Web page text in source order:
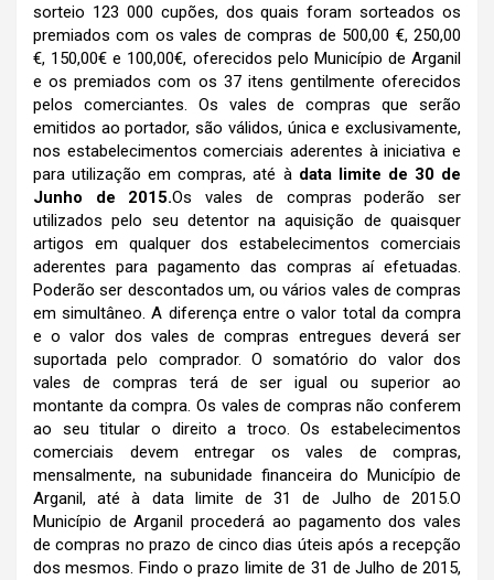
sorteio 123 000 cupões, dos quais foram sorteados os
premiados com os vales de compras de 500,00 €, 250,00
€, 150,00€ e 100,00€, oferecidos pelo Município de Arganil
e os premiados com os 37 itens gentilmente oferecidos
pelos comerciantes. Os vales de compras que serão
emitidos ao portador, são válidos, única e exclusivamente,
nos estabelecimentos comerciais aderentes à iniciativa e
para utilização em compras, até à data limite de 30 de
Junho de 2015.Os vales de compras poderão ser
utilizados pelo seu detentor na aquisição de quaisquer
artigos em qualquer dos estabelecimentos comerciais
aderentes para pagamento das compras aí efetuadas.
Poderão ser descontados um, ou vários vales de compras
em simultâneo. A diferença entre o valor total da compra
e o valor dos vales de compras entregues deverá ser
suportada pelo comprador. O somatório do valor dos
vales de compras terá de ser igual ou superior ao
montante da compra. Os vales de compras não conferem
ao seu titular o direito a troco. Os estabelecimentos
comerciais devem entregar os vales de compras,
mensalmente, na subunidade financeira do Município de
Arganil, até à data limite de 31 de Julho de 2015.O
Município de Arganil procederá ao pagamento dos vales
de compras no prazo de cinco dias úteis após a recepção
dos mesmos. Findo o prazo limite de 31 de Julho de 2015,